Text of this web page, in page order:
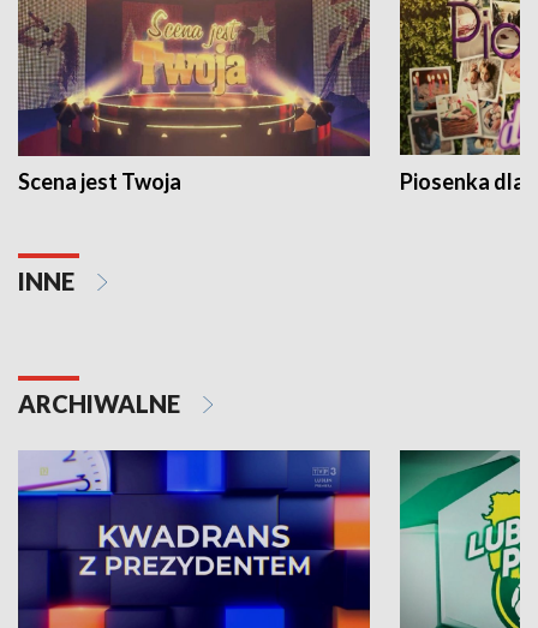
Scena jest Twoja Piosenka dla
INNE
ARCHIWALNE